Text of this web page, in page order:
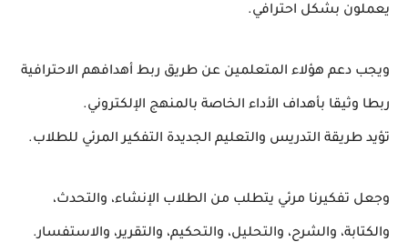
يعملون بشكل احترافي.
ويجب دعم هؤلاء المتعلمين عن طريق ربط أهدافهم الاحترافية
ربطا وثيقا بأهداف الأداء الخاصة بالمنهج الإلكتروني.
تؤيد طريقة التدريس والتعليم الجديدة التفكير المرئي للطلاب.
وجعل تفكيرنا مرئي يتطلب من الطلاب الإنشاء، والتحدث،
والكتابة، والشرح، والتحليل، والتحكيم، والتقرير، والاستفسار.